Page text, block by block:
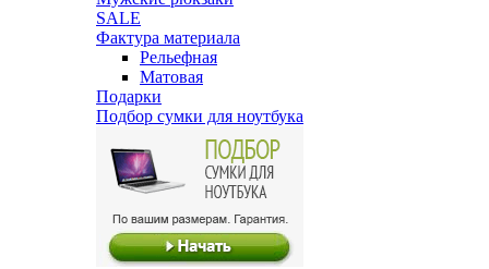
SALE
Фактура материала
Рельефная
Матовая
Подарки
Подбор сумки для ноутбука